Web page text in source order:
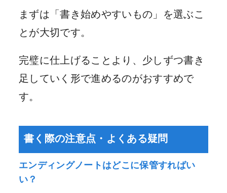
まずは「書き始めやすいもの」を選ぶこ
とが大切です。
完璧に仕上げることより、少しずつ書き
足していく形で進めるのがおすすめで
す。
書く際の注意点・よくある疑問
エンディングノートはどこに保管すればい
い？